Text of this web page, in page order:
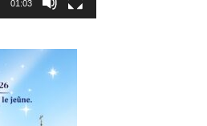
01:03